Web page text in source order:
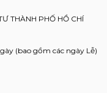
THÀNH PHỐ HỒ CHÍ
(bao gồm các ngày Lễ)